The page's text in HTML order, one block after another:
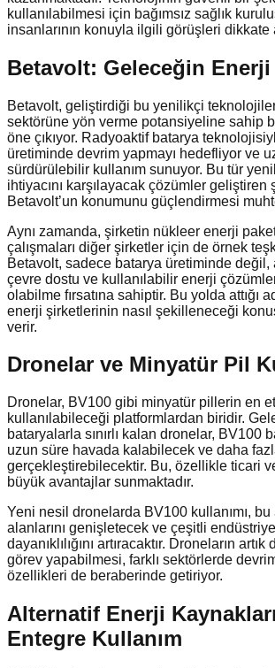
kullanılabilmesi için bağımsız sağlık
insanlarının konuyla ilgili görüşleri dikkate
Betavolt: Geleceğin
Betavolt, geliştirdiği bu yenilikçi
sektörüne yön verme potansiyeline sahip
öne çıkıyor. Radyoaktif batarya
üretiminde devrim yapmayı hedefliyor ve
sürdürülebilir kullanım sunuyor. Bu tür
ihtiyacını karşılayacak çözümler geliştiren
Betavolt’un konumunu güçlendirmesi
Aynı zamanda, şirketin nükleer enerji
çalışmaları diğer şirketler için de örnek
Betavolt, sadece batarya üretiminde değil,
çevre dostu ve kullanılabilir enerji
olabilme fırsatına sahiptir. Bu yolda attığı
enerji şirketlerinin nasıl şekilleneceği
verir.
Dronelar ve Minyatür Pil
Dronelar, BV100 gibi minyatür pillerin en
kullanılabileceği platformlardan biridir.
bataryalarla sınırlı kalan dronelar, BV100
uzun süre havada kalabilecek ve daha
gerçekleştirebilecektir. Bu, özellikle ticari
büyük avantajlar sunmaktadır.
Yeni nesil dronelarda BV100 kullanımı, bu
alanlarını genişletecek ve çeşitli
dayanıklılığını artıracaktır. Droneların
görev yapabilmesi, farklı sektörlerde
özellikleri de beraberinde getiriyor.
Alternatif Enerji
Entegre Kullanım